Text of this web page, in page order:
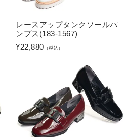
レースアップタンクソールパ
ンプス(183-1567)
¥22,880 （税込）